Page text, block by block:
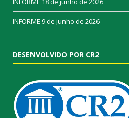
INFORME 9 de junho de 2026
DESENVOLVIDO POR CR2